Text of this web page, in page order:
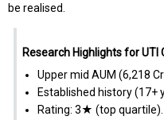
be realised.
Research Highlights for UTI
Upper mid AUM (₹6,218
Established history (17+
Rating: 3★ (top quartile).